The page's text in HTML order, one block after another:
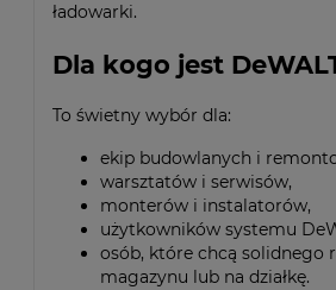
ładowarki.
Dla kogo jest
To świetny wybór dla:
ekip budowlanych i
warsztatów i serwisów,
monterów i instalatorów,
użytkowników systemu
osób, które chcą solidnego
magazynu lub na działkę.